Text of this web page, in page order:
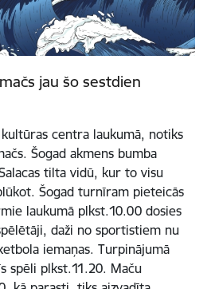
jau šo sestdien
centra laukumā, notiks
Šogad akmens bumba
tilta vidū, kur to visu
Šogad turnīram pieteicās
laukumā plkst.10.00 dosies
daži no sportistiem nu
iemaņas. Turpinājumā
spēli plkst.11.20. Maču